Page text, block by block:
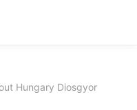
Hungary Diosgyor